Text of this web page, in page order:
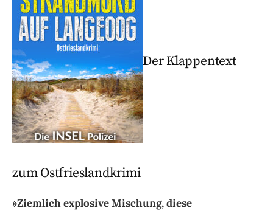
Der Klappentext
zum Ostfrieslandkrimi
»Ziemlich explosive Mischung, diese